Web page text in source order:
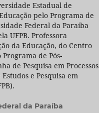
Estadual de
pelo Programa de
Federal da Paraíba
UFPB. Professora
da Educação, do Centro
de Pós-
de Pesquisa em Processos
e Pesquisa em
da Paraíba